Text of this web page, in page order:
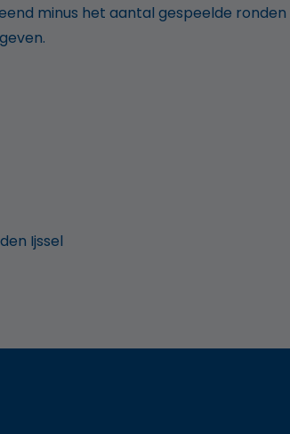
minus het aantal gespeelde
Ijssel